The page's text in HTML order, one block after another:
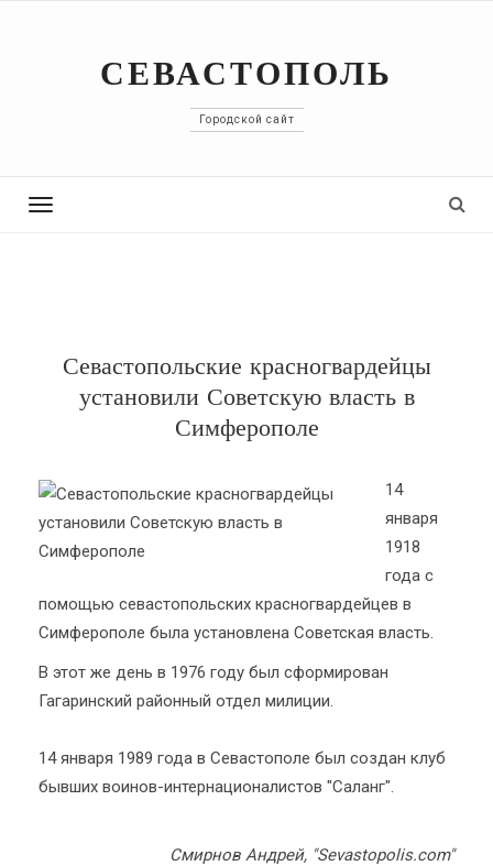
СЕВАСТОПОЛЬ
Городской сайт
Toggle
Севастопольские красногвардейцы
установили Советскую власть в
Симферополе
14
января
1918
года с
помощью севастопольских красногвардейцев в
Симферополе была установлена Советская власть.
В этот же день в 1976 году был сформирован
Гагаринский районный отдел милиции.
14 января 1989 года в Севастополе был создан клуб
бывших воинов-интернационалистов "Саланг".
Смирнов Андрей, "Sevastopolis.com"